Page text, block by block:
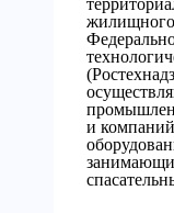
жилищного
и